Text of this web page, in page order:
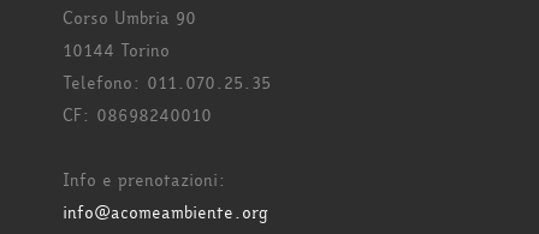
Corso Umbria 90
10144 Torino
Telefono: 011.070.25.35
CF: 08698240010
Info e prenotazioni:
info@acomeambiente.org